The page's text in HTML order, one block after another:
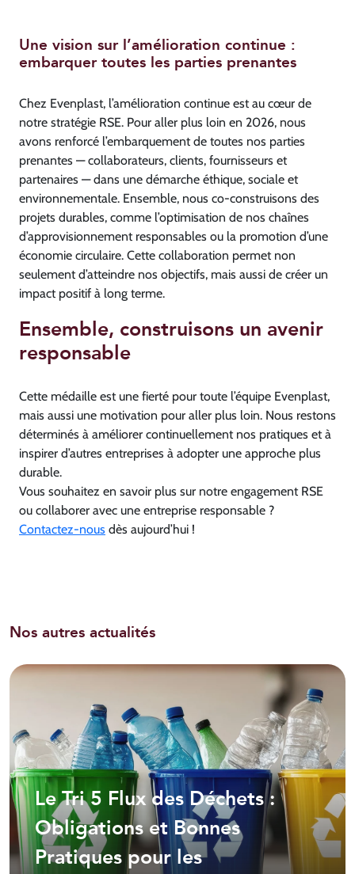
Une vision sur l’amélioration continue :
embarquer toutes les parties prenantes
Chez Evenplast, l’amélioration continue est au cœur de
notre stratégie RSE. Pour aller plus loin en 2026, nous
avons renforcé l’embarquement de toutes nos parties
prenantes — collaborateurs, clients, fournisseurs et
partenaires — dans une démarche éthique, sociale et
environnementale. Ensemble, nous co-construisons des
projets durables, comme l’optimisation de nos chaînes
d’approvisionnement responsables ou la promotion d’une
économie circulaire. Cette collaboration permet non
seulement d’atteindre nos objectifs, mais aussi de créer un
impact positif à long terme.
Ensemble, construisons un avenir
responsable
Cette médaille est une fierté pour toute l’équipe Evenplast,
mais aussi une motivation pour aller plus loin. Nous restons
déterminés à améliorer continuellement nos pratiques et à
inspirer d’autres entreprises à adopter une approche plus
durable.
Vous souhaitez en savoir plus sur notre engagement RSE
ou collaborer avec une entreprise responsable ?
Contactez-nous dès aujourd’hui !
Nos autres actualités
Le Tri 5 Flux des Déchets :
Obligations et Bonnes
Pratiques pour les